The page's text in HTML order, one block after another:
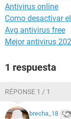
Antivirus online
Como desactivar
Avg antivirus free
Mejor antivirus
1 respuesta
RÉPONSE 1 / 1
brecha_18